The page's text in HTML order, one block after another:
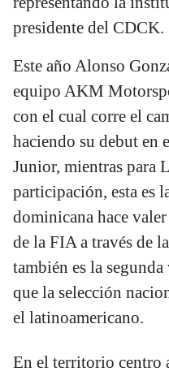
presidente del CDCK.
Este año Alonso
equipo AKM
con el cual corre el
haciendo su debut en
Junior, mientras para
participación, esta es
dominicana hace
de la FIA a través de
también es la
que la selección
el latinoamericano.
En el territorio centro